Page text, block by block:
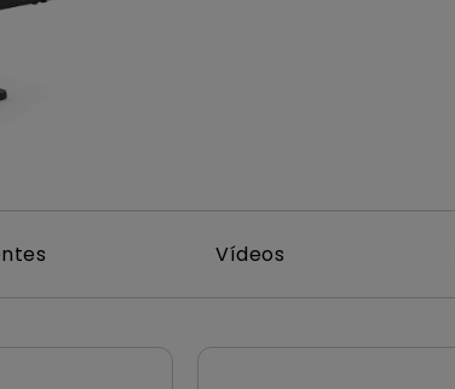
Con soporte de ajuste de
Vídeos